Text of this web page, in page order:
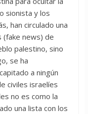
sionista y los
han circulado una
(fake news) de
palestino, sino
se ha
a ningún
civiles israelíes
no es como la
una lista con los